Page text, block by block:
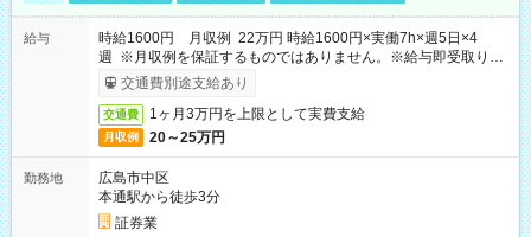
給与
時給1600円 月収例 22万円 時給1600円×実働7h×週5日×4
週 ※月収例を保証するものではありません。※給与即受取りサ
ービス利用可（利用条件有）
交通費別途支給あり
交通費 1ヶ月3万円を上限として実費支給
月収例 20～25万円
勤務地
広島市中区
本通駅から徒歩3分
証券業